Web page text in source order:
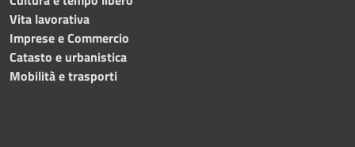
Vita lavorativa
Imprese e Commercio
Catasto e urbanistica
Mobilità e trasporti